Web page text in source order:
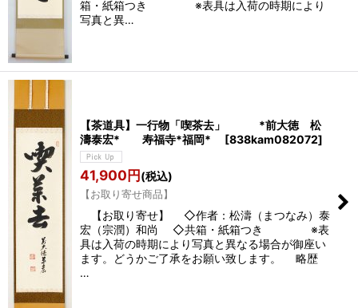
箱・紙箱つき ※表具は入荷の時期により
写真と異…
【茶道具】一行物「喫茶去」 *前大徳 松
濤泰宏* 寿福寺*福岡*
[838kam082072]
41,900円(税込)
【お取り寄せ商品】
【お取り寄せ】 ◇作者：松濤（まつなみ）泰
宏（宗潤）和尚 ◇共箱・紙箱つき ※表
具は入荷の時期により写真と異なる場合が御座い
ます。どうかご了承をお願い致します。 略歴
…